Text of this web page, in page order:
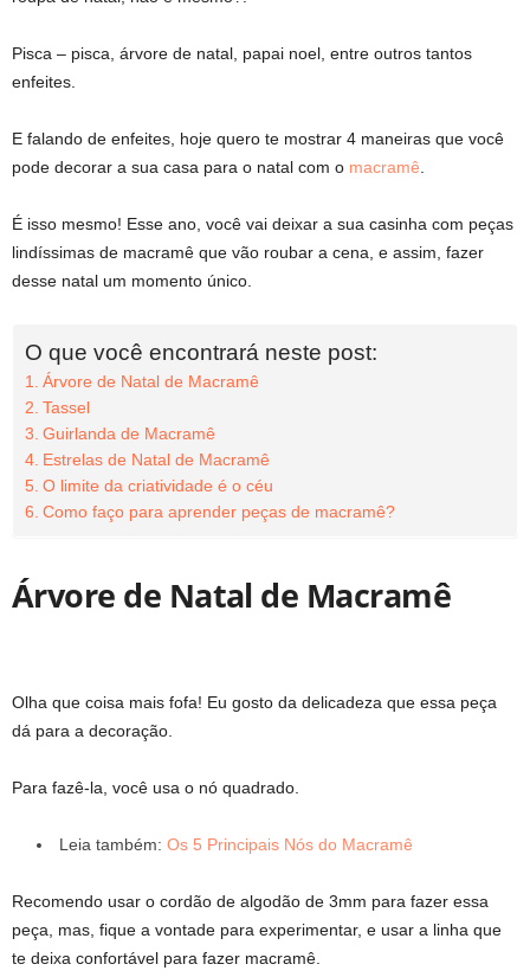
Pisca – pisca, árvore de natal, papai noel, entre outros tantos
enfeites.
E falando de enfeites, hoje quero te mostrar 4 maneiras que você
pode decorar a sua casa para o natal com o macramê
É isso mesmo! Esse ano, você vai deixar a sua casinha com peças
lindíssimas de macramê que vão roubar a cena, e assim, fazer
desse natal um momento único.
O que você encontrará neste post:
Árvore de Natal de Macramê
Tassel
Guirlanda de Macramê
Estrelas de Natal de Macramê
O limite da criatividade é o céu
Como faço para aprender peças de macramê?
Árvore de Natal de Macramê
Olha que coisa mais fofa! Eu gosto da delicadeza que essa peça
dá para a decoração.
Para fazê-la, você usa o nó quadrado.
Leia também: Os 5 Principais Nós do Macramê
Recomendo usar o cordão de algodão de 3mm para fazer essa
peça, mas, fique a vontade para experimentar, e usar a linha que
te deixa confortável para fazer macramê.